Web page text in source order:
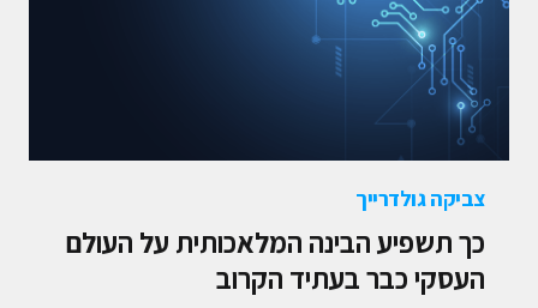
צביקה גולדרייך
כך תשפיע הבינה המלאכותית על העולם
העסקי כבר בעתיד הקרוב